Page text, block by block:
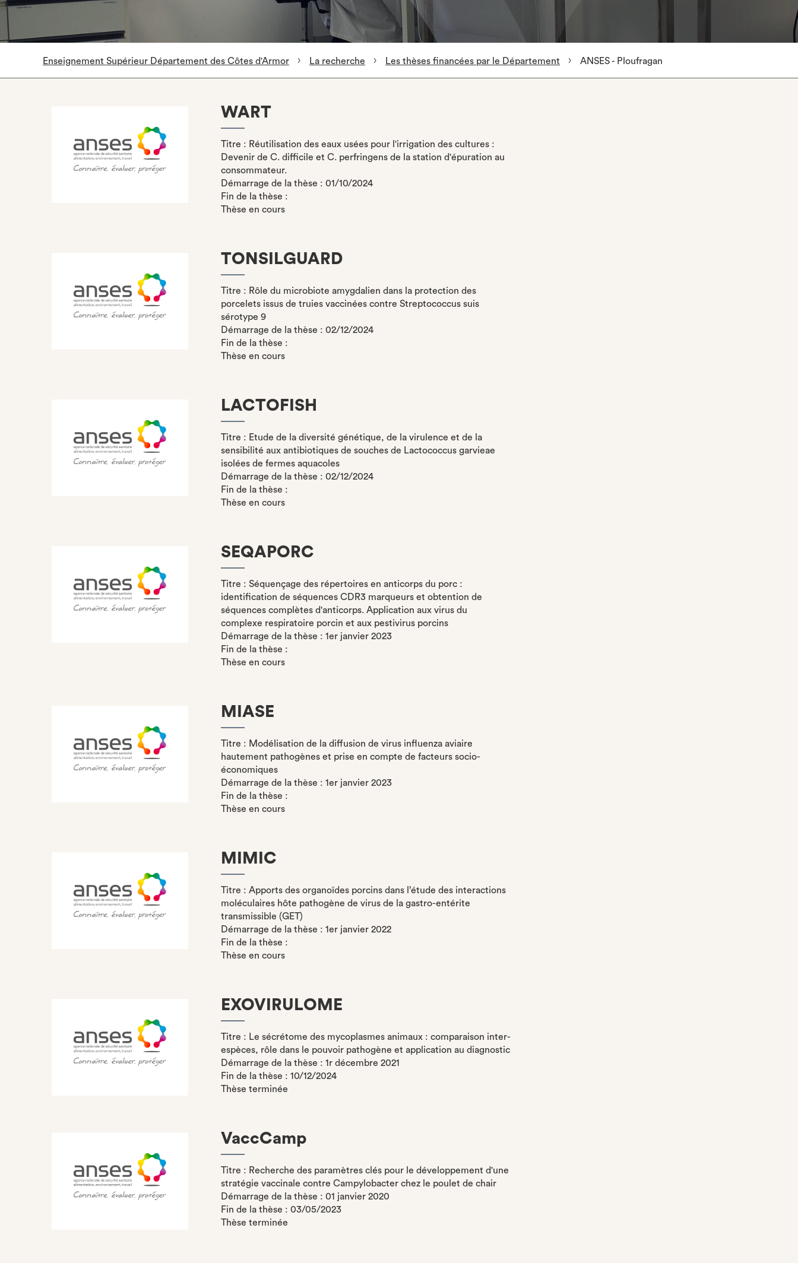
Enseignement Supérieur Département des Côtes d'Armor La recherche Les thèses financées par le Département ANSES - Ploufragan
WART
Titre : Réutilisation des eaux usées pour l'irrigation des cultures :
Devenir de C. difficile et C. perfringens de la station d'épuration au
consommateur.
Démarrage de la thèse : 01/10/2024
Fin de la thèse :
Thèse en cours
TONSILGUARD
Titre : Rôle du microbiote amygdalien dans la protection des
porcelets issus de truies vaccinées contre Streptococcus suis
sérotype 9
Démarrage de la thèse : 02/12/2024
Fin de la thèse :
Thèse en cours
LACTOFISH
Titre : Etude de la diversité génétique, de la virulence et de la
sensibilité aux antibiotiques de souches de Lactococcus garvieae
isolées de fermes aquacoles
Démarrage de la thèse : 02/12/2024
Fin de la thèse :
Thèse en cours
SEQAPORC
Titre : Séquençage des répertoires en anticorps du porc :
identification de séquences CDR3 marqueurs et obtention de
séquences complètes d'anticorps. Application aux virus du
complexe respiratoire porcin et aux pestivirus porcins
Démarrage de la thèse : 1er janvier 2023
Fin de la thèse :
Thèse en cours
MIASE
Titre : Modélisation de la diffusion de virus influenza aviaire
hautement pathogènes et prise en compte de facteurs socio-
économiques
Démarrage de la thèse : 1er janvier 2023
Fin de la thèse :
Thèse en cours
MIMIC
Titre : Apports des organoïdes porcins dans l’étude des interactions
moléculaires hôte pathogène de virus de la gastro-entérite
transmissible (GET)
Démarrage de la thèse : 1er janvier 2022
Fin de la thèse :
Thèse en cours
EXOVIRULOME
Titre : Le sécrétome des mycoplasmes animaux : comparaison inter-
espèces, rôle dans le pouvoir pathogène et application au diagnostic
Démarrage de la thèse : 1r décembre 2021
Fin de la thèse : 10/12/2024
Thèse terminée
VaccCamp
Titre : Recherche des paramètres clés pour le développement d'une
stratégie vaccinale contre Campylobacter chez le poulet de chair
Démarrage de la thèse : 01 janvier 2020
Fin de la thèse : 03/05/2023
Thèse terminée